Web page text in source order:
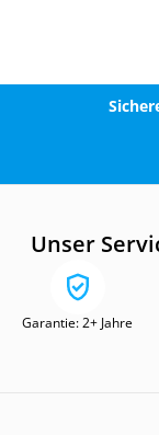
Unser
Garantie: 2+ Jahre